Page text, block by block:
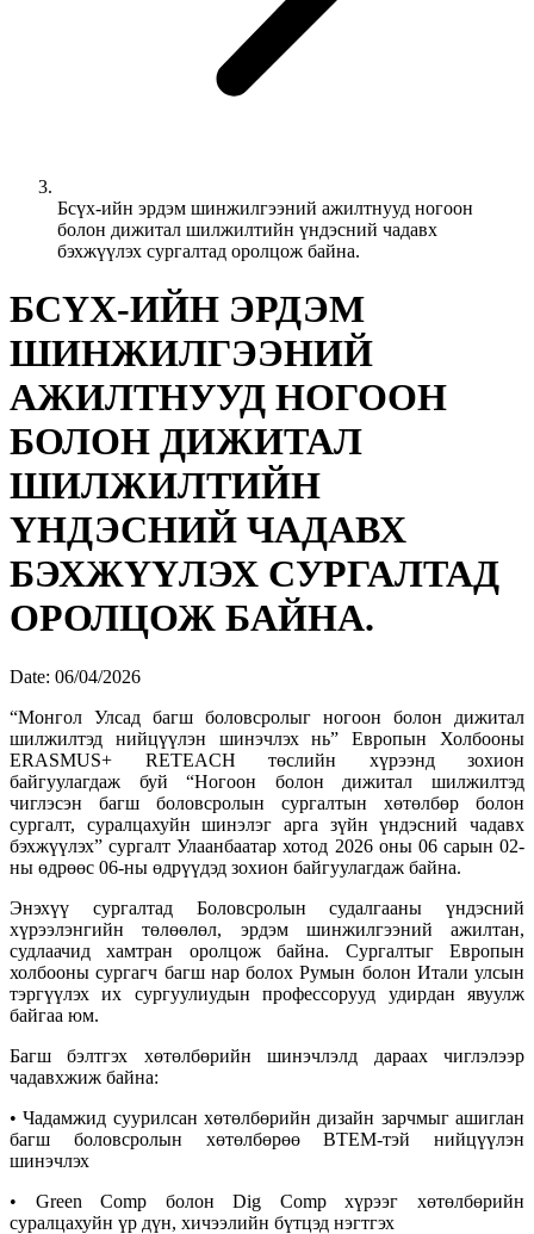
Бсүх-ийн эрдэм шинжилгээний ажилтнууд ногоон
болон дижитал шилжилтийн үндэсний чадавх
бэхжүүлэх сургалтад оролцож байна.
БСҮХ-ИЙН ЭРДЭМ
ШИНЖИЛГЭЭНИЙ
АЖИЛТНУУД НОГООН
БОЛОН ДИЖИТАЛ
ШИЛЖИЛТИЙН
ҮНДЭСНИЙ ЧАДАВХ
БЭХЖҮҮЛЭХ СУРГАЛТАД
ОРОЛЦОЖ БАЙНА.
Date: 06/04/2026
“Монгол Улсад багш боловсролыг ногоон болон дижитал
шилжилтэд нийцүүлэн шинэчлэх нь” Европын Холбооны
ERASMUS+ RETEACH төслийн хүрээнд зохион
байгуулагдаж буй “Ногоон болон дижитал шилжилтэд
чиглэсэн багш боловсролын сургалтын хөтөлбөр болон
сургалт, суралцахуйн шинэлэг арга зүйн үндэсний чадавх
бэхжүүлэх” сургалт Улаанбаатар хотод 2026 оны 06 сарын 02-
ны өдрөөс 06-ны өдрүүдэд зохион байгуулагдаж байна.
Энэхүү сургалтад Боловсролын судалгааны үндэсний
хүрээлэнгийн төлөөлөл, эрдэм шинжилгээний ажилтан,
судлаачид хамтран оролцож байна. Сургалтыг Европын
холбооны сургагч багш нар болох Румын болон Итали улсын
тэргүүлэх их сургуулиудын профессорууд удирдан явуулж
байгаа юм.
Багш бэлтгэх хөтөлбөрийн шинэчлэлд дараах чиглэлээр
чадавхжиж байна:
• Чадамжид суурилсан хөтөлбөрийн дизайн зарчмыг ашиглан
багш боловсролын хөтөлбөрөө ВТЕМ-тэй нийцүүлэн
шинэчлэх
• Green Comp болон Dig Comp хүрээг хөтөлбөрийн
суралцахуйн үр дүн, хичээлийн бүтцэд нэгтгэх